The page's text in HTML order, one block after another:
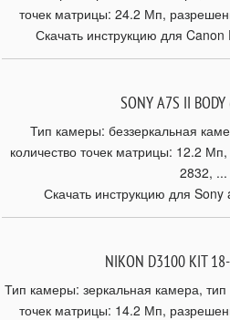
точек матрицы: 24.2 Мп,
Скачать инструкцию для
SONY A7S II BODY
Тип камеры: беззеркальная
количество точек матрицы: 12.2
2832, ...
Скачать инструкцию для
NIKON D3100 KIT
Тип камеры: зеркальная камера,
точек матрицы: 14.2 Мп,